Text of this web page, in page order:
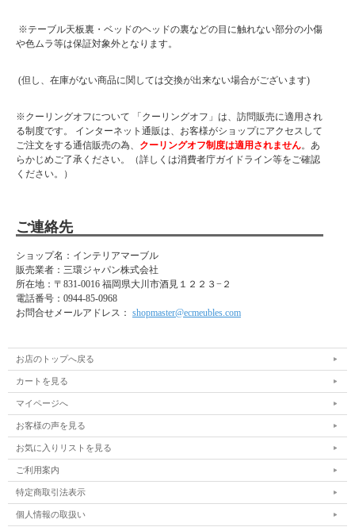
※テーブル天板裏・ベッドのヘッドの裏などの目に触れない部分の小傷
や色ムラ等は保証対象外となります。
(但し、在庫がない商品に関しては交換が出来ない場合がございます)
※クーリングオフについて 「クーリングオフ」は、訪問販売に適用され
る制度です。 インターネット通販は、お客様がショップにアクセスして
ご注文をする通信販売の為、 クーリングオフ制度は適用されません。あ
らかじめご了承ください。（詳しくは消費者庁ガイドライン等をご確認
ください。）
ご連絡先
ショップ名：インテリアマーブル
販売業者：三環ジャパン株式会社
所在地： 〒831-0016 福岡県大川市酒見１２２３−２
電話番号： 0944-85-0968
お問合せメールアドレス： shopmaster@ecmeubles.com
お店のトップへ戻る
カートを見る
マイページへ
お客様の声を見る
お気に入りリストを見る
ご利用案内
特定商取引法表示
個人情報の取扱い